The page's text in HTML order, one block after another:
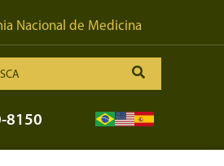
Nacional de Medicina
8150